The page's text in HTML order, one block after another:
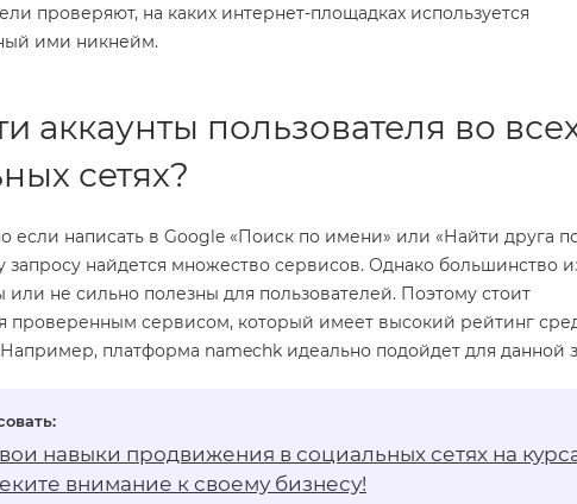
проверяют, на каких интернет-площадках используется
ими никнейм.
аккаунты пользователя во
сетях?
если написать в Google «Поиск по имени» или «Найти друга
запросу найдется множество сервисов. Однако большинство
или не сильно полезны для пользователей. Поэтому стоит
проверенным сервисом, который имеет высокий рейтинг
платформа namechk идеально подойдет для данной
навыки продвижения в социальных сетях на
внимание к своему бизнесу!